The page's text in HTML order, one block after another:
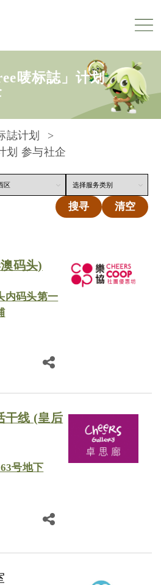
唛标誌」计划
誌计划
划 参与社企
搜寻 清空
码头)
内码头第一
干线 (皇后
号地下